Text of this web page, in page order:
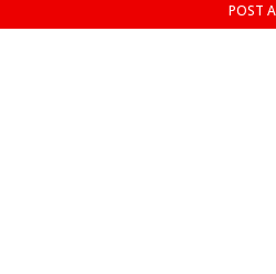
POST